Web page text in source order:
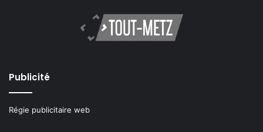
Publicité
Régie publicitaire web